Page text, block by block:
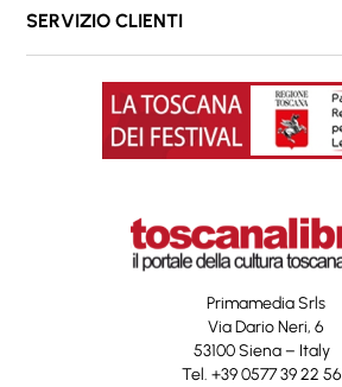
SERVIZIO CLIENTI
Primamedia Srls
Via Dario Neri, 6
53100 Siena – Italy
Tel. +39 0577 39 22 56